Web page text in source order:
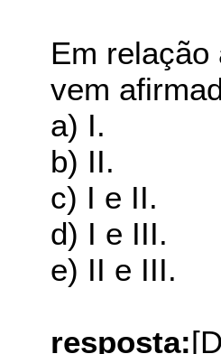
Em relação
vem
a) I.
b) II.
c) I e II.
d) I e III.
e) II e III.
resposta: